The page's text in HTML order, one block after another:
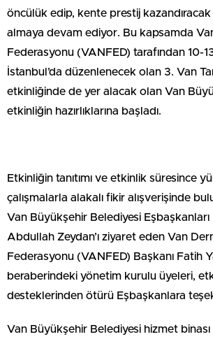
öncülük edip, kente prestij
almaya devam ediyor. Bu kapsamda
Federasyonu (VANFED) tarafından 10-
İstanbul’da düzenlenecek olan 3. Van
etkinliğinde de yer alacak olan Van
etkinliğin hazırlıklarına başladı.
Etkinliğin tanıtımı ve etkinlik süresince
çalışmalarla alakalı fikir alışverişinde
Van Büyükşehir Belediyesi
Abdullah Zeydan’ı ziyaret eden Van
Federasyonu (VANFED) Başkanı Fatih
beraberindeki yönetim kurulu üyeleri,
desteklerinden ötürü Eşbaşkanlara
Van Büyükşehir Belediyesi hizmet binası